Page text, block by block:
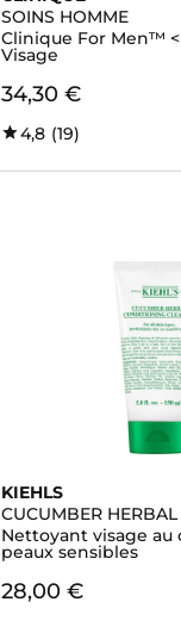
SOINS HOMME
Clinique For Men™
Visage
34,30 €
4,8 (19)
KIEHLS
CUCUMBER HERBAL
Nettoyant visage au
peaux sensibles
28,00 €